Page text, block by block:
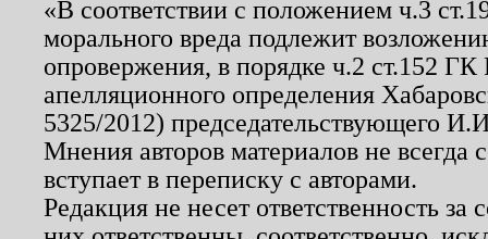
«В соответствии с положением ч.3
морального вреда подлежит
опровержения, в порядке ч.2 ст.152
апелляционного определения
5325/2012) председательствующего
Мнения авторов материалов не
вступает в переписку с авторами.
Редакция не несет ответственность